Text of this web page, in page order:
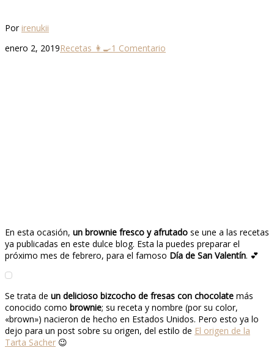
Por irenukii
enero 2, 2019Recetas 👩‍🍳1 Comentario
En esta ocasión, un brownie fresco y afrutado se une a las recetas
ya publicadas en este dulce blog. Esta la puedes preparar el
próximo mes de febrero, para el famoso Día de San Valentín. 💕
Se trata de un delicioso bizcocho de fresas con chocolate más
conocido como brownie; su receta y nombre (por su color,
«brown») nacieron de hecho en Estados Unidos. Pero esto ya lo
dejo para un post sobre su origen, del estilo de El origen de la
Tarta Sacher 😉